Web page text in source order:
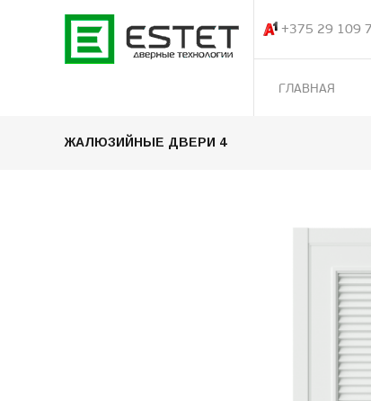
+375 29 109
ГЛАВНАЯ
ЖАЛЮЗИЙНЫЕ ДВЕРИ 4